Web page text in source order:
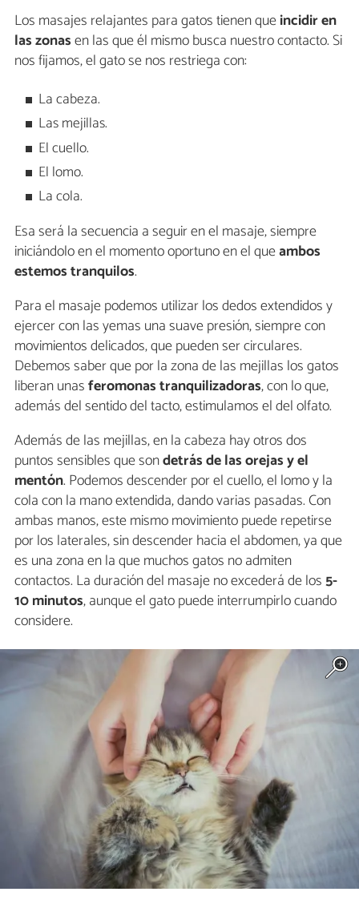
Los masajes relajantes para gatos tienen queincidir en
las zonasen las que él mismo busca nuestro contacto. Si
nos fijamos, el gato se nos restriega con:
La cabeza.
Las mejillas.
El cuello.
El lomo.
La cola.
Esa será la secuencia a seguir en el masaje, siempre
iniciándolo en el momento oportuno en el queambos
estemos tranquilos.
Para el masaje podemos utilizar los dedos extendidos y
ejercer con las yemas una suave presión, siempre con
movimientos delicados, que pueden ser circulares.
Debemos saber que por la zona de las mejillas los gatos
liberan unasferomonas tranquilizadoras, con lo que,
además del sentido del tacto, estimulamos el del olfato.
Además de las mejillas, en la cabeza hay otros dos
puntos sensibles que sondetrás de las orejas y el
mentón. Podemos descender por el cuello, el lomo y la
cola con la mano extendida, dando varias pasadas. Con
ambas manos, este mismo movimiento puede repetirse
por los laterales, sin descender hacia el abdomen, ya que
es una zona en la que muchos gatos no admiten
contactos. La duración del masaje no excederá de los5-
10 minutos, aunque el gato puede interrumpirlo cuando
considere.